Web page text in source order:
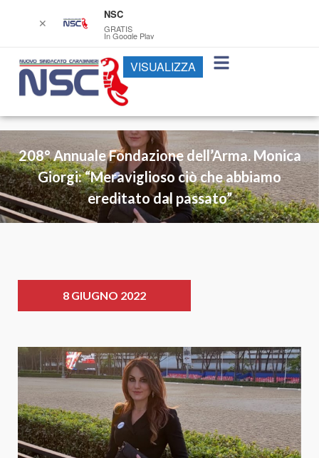
208° Annuale Fondazione dell’Arma. Monica
Giorgi: “Meraviglioso ciò che abbiamo
ereditato dal passato”
8 GIUGNO 2022
✕
NSC
GRATIS
In Google Play
VISUALIZZA